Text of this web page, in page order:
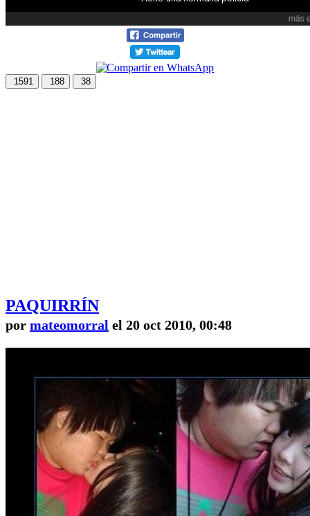
1591 188 38
PAQUIRRÍN
por mateomorral el 20 oct 2010, 00:48